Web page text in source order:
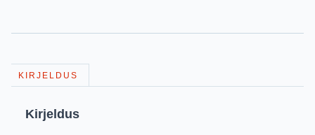
KIRJELDUS
Kirjeldus